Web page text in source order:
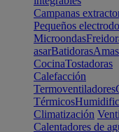
Campanas
Pequeños
Microondas
asarBatidoras
CocinaTostadoras
Calefacción
Termoventiladores
Térmicos
Climatización
Calentadores de